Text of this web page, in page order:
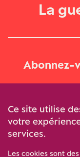
La
Abonnez-
Ce site utilise
votre
services.
Les cookies sont